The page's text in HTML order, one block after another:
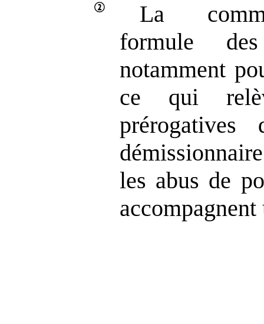
La
formule des
notamment
ce qui
prérogatives
les abus de